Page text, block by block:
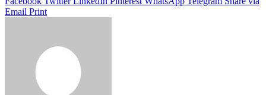
Email Print